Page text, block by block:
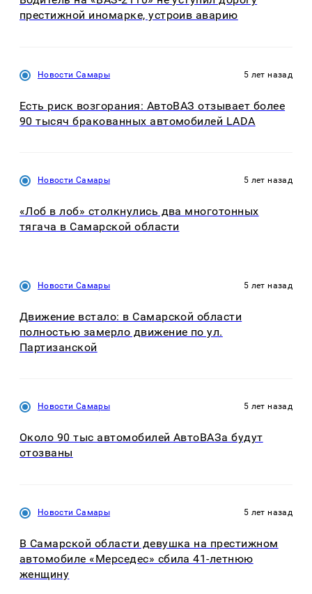
престижной иномарке, устроив аварию
Новости Самары 5 лет назад
Есть риск возгорания: АвтоВАЗ отзывает более
90 тысяч бракованных автомобилей LADA
Новости Самары 5 лет назад
«Лоб в лоб» столкнулись два многотонных
тягача в Самарской области
Новости Самары 5 лет назад
Движение встало: в Самарской области
полностью замерло движение по ул.
Партизанской
Новости Самары 5 лет назад
Около 90 тыс автомобилей АвтоВАЗа будут
отозваны
Новости Самары 5 лет назад
В Самарской области девушка на престижном
автомобиле «Мерседес» сбила 41-летнюю
женщину